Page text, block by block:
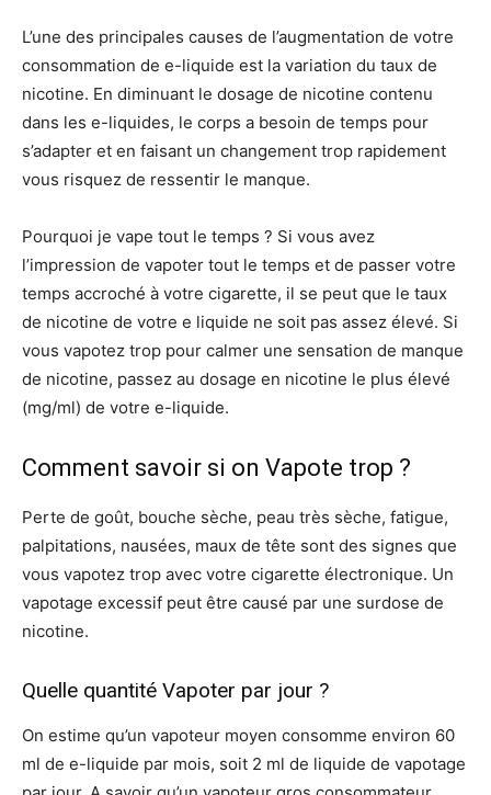
L’une des principales causes de l’augmentation de votre
consommation de e-liquide est la variation du taux de
nicotine. En diminuant le dosage de nicotine contenu
dans les e-liquides, le corps a besoin de temps pour
s’adapter et en faisant un changement trop rapidement
vous risquez de ressentir le manque.
Pourquoi je vape tout le temps ? Si vous avez
l’impression de vapoter tout le temps et de passer votre
temps accroché à votre cigarette, il se peut que le taux
de nicotine de votre e liquide ne soit pas assez élevé. Si
vous vapotez trop pour calmer une sensation de manque
de nicotine, passez au dosage en nicotine le plus élevé
(mg/ml) de votre e-liquide.
Comment savoir si on Vapote trop ?
Perte de goût, bouche sèche, peau très sèche, fatigue,
palpitations, nausées, maux de tête sont des signes que
vous vapotez trop avec votre cigarette électronique. Un
vapotage excessif peut être causé par une surdose de
nicotine.
Quelle quantité Vapoter par jour ?
On estime qu’un vapoteur moyen consomme environ 60
ml de e-liquide par mois, soit 2 ml de liquide de vapotage